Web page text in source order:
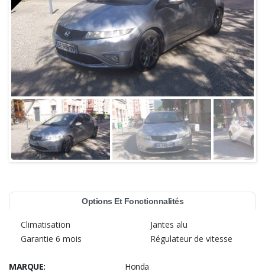
Options Et Fonctionnalités
Climatisation
Garantie 6 mois
Jantes alu
Régulateur de vitesse
MARQUE:
Honda